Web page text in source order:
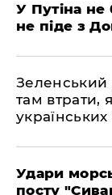
У Путіна не
не піде з
там втрати,
Удари
посту